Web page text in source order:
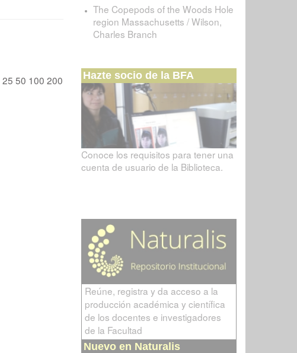
25 50 100 200
The Copepods of the Woods Hole
region Massachusetts / Wilson,
Charles Branch
Hazte socio de la BFA
Conoce los requisitos para tener una
cuenta de usuario de la Biblioteca.
Reúne, registra y da acceso a la
producción académica y científica
de los docentes e investigadores
de la Facultad
Nuevo en Naturalis